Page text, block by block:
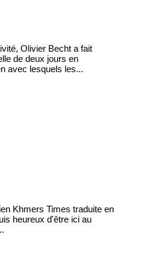
Olivier Becht a fait
de deux jours en
avec lesquels les...
Khmers Times traduite en
heureux d'être ici au